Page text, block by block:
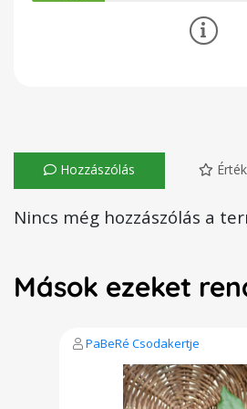
Hozzászólás
Nincs még hozzászólás a
Mások ezeket
PaBeRé Csodakertje